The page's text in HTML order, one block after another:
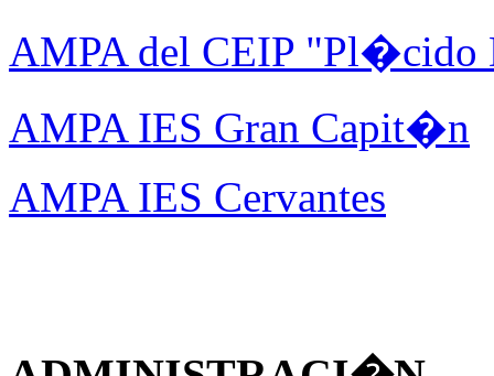
AMPA del CEIP "Pl�cido
AMPA IES Gran Capit�n
AMPA IES Cervantes